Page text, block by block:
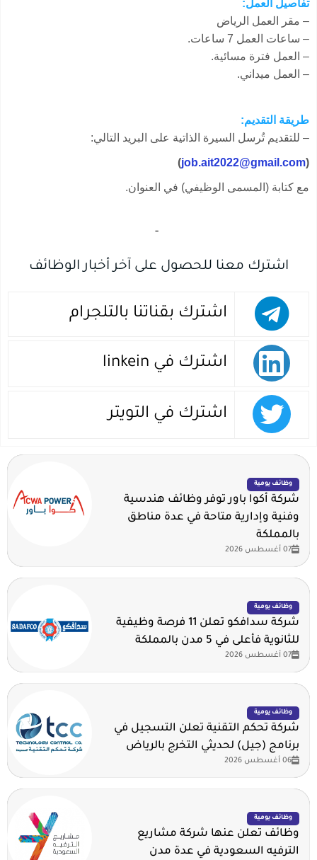
تفاصيل العمل:
– مقر العمل الرياض
– ساعات العمل 7 ساعات.
– العمل فترة مسائية.
– العمل ميداني.
طريقة التقديم:
– للتقديم تُرسل السيرة الذاتية على البريد التالي:
(
job.ait2022@gmail.com
)
مع كتابة (المسمى الوظيفي) في العنوان.
-‏
اشترك معنا للحصول على آخر أخبار الوظائف
اشترك بقناتنا بالتلجرام
اشترك في linkein
اشترك في التويتر
وظائف يومية
شركة أكوا باور توفر وظائف هندسية
وفنية وإدارية متاحة في عدة مناطق
بالمملكة
07 أغسطس 2026
وظائف يومية
شركة سدافكو تعلن 11 فرصة وظيفية
للثانوية فأعلى في 5 مدن بالمملكة
07 أغسطس 2026
وظائف يومية
شركة تحكم التقنية تعلن التسجيل في
برنامج (جيل) لحديثي التخرج بالرياض
06 أغسطس 2026
وظائف يومية
وظائف تعلن عنها شركة مشاريع
الترفيه السعودية في عدة مدن